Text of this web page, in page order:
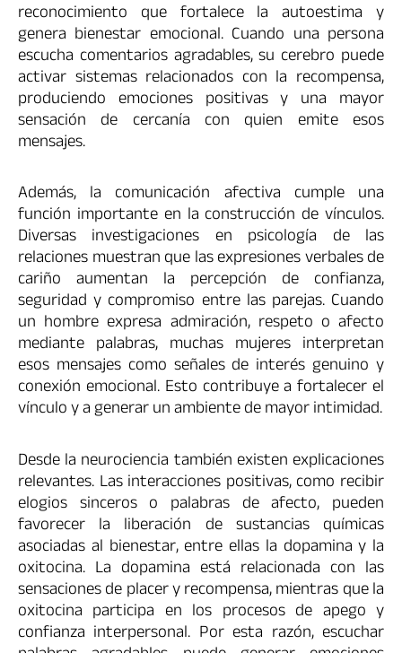
reconocimiento que fortalece la autoestima y
genera bienestar emocional. Cuando una persona
escucha comentarios agradables, su cerebro puede
activar sistemas relacionados con la recompensa,
produciendo emociones positivas y una mayor
sensación de cercanía con quien emite esos
mensajes.
Además, la comunicación afectiva cumple una
función importante en la construcción de vínculos.
Diversas investigaciones en psicología de las
relaciones muestran que las expresiones verbales de
cariño aumentan la percepción de confianza,
seguridad y compromiso entre las parejas. Cuando
un hombre expresa admiración, respeto o afecto
mediante palabras, muchas mujeres interpretan
esos mensajes como señales de interés genuino y
conexión emocional. Esto contribuye a fortalecer el
vínculo y a generar un ambiente de mayor intimidad.
Desde la neurociencia también existen explicaciones
relevantes. Las interacciones positivas, como recibir
elogios sinceros o palabras de afecto, pueden
favorecer la liberación de sustancias químicas
asociadas al bienestar, entre ellas la dopamina y la
oxitocina. La dopamina está relacionada con las
sensaciones de placer y recompensa, mientras que la
oxitocina participa en los procesos de apego y
confianza interpersonal. Por esta razón, escuchar